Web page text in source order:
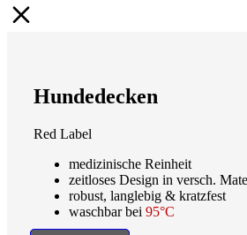
Hundedecken
Red Label
medizinische Reinheit
zeitloses Design in versch.
robust, langlebig & kratzfest
waschbar bei 95°C